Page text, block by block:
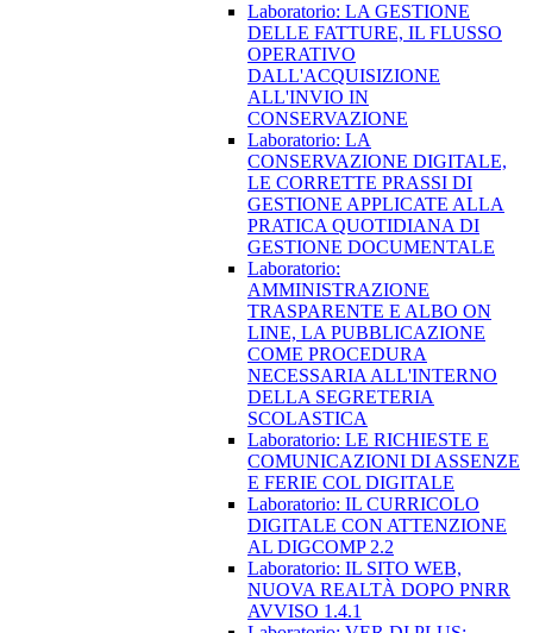
Laboratorio: LA GESTIONE
DELLE FATTURE, IL FLUSSO
OPERATIVO
DALL'ACQUISIZIONE
ALL'INVIO IN
CONSERVAZIONE
Laboratorio: LA
CONSERVAZIONE DIGITALE,
LE CORRETTE PRASSI DI
GESTIONE APPLICATE ALLA
PRATICA QUOTIDIANA DI
GESTIONE DOCUMENTALE
Laboratorio:
AMMINISTRAZIONE
TRASPARENTE E ALBO ON
LINE, LA PUBBLICAZIONE
COME PROCEDURA
NECESSARIA ALL'INTERNO
DELLA SEGRETERIA
SCOLASTICA
Laboratorio: LE RICHIESTE E
COMUNICAZIONI DI ASSENZE
E FERIE COL DIGITALE
Laboratorio: IL CURRICOLO
DIGITALE CON ATTENZIONE
AL DIGCOMP 2.2
Laboratorio: IL SITO WEB,
NUOVA REALTÀ DOPO PNRR
AVVISO 1.4.1